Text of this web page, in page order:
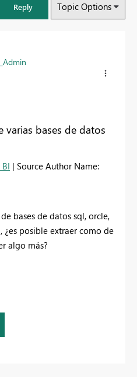
Reply Topic Options
varias bases de datos
| Source Author Name:
bases de datos sql, orcle,
¿es posible extraer como de
algo más?